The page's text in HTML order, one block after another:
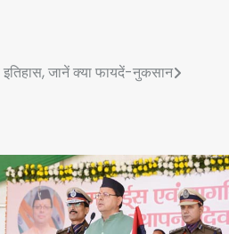
जानें क्या फायदें-नुकसान